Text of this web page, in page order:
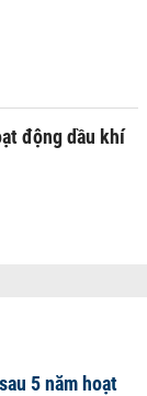
động dầu khí
5 năm hoạt